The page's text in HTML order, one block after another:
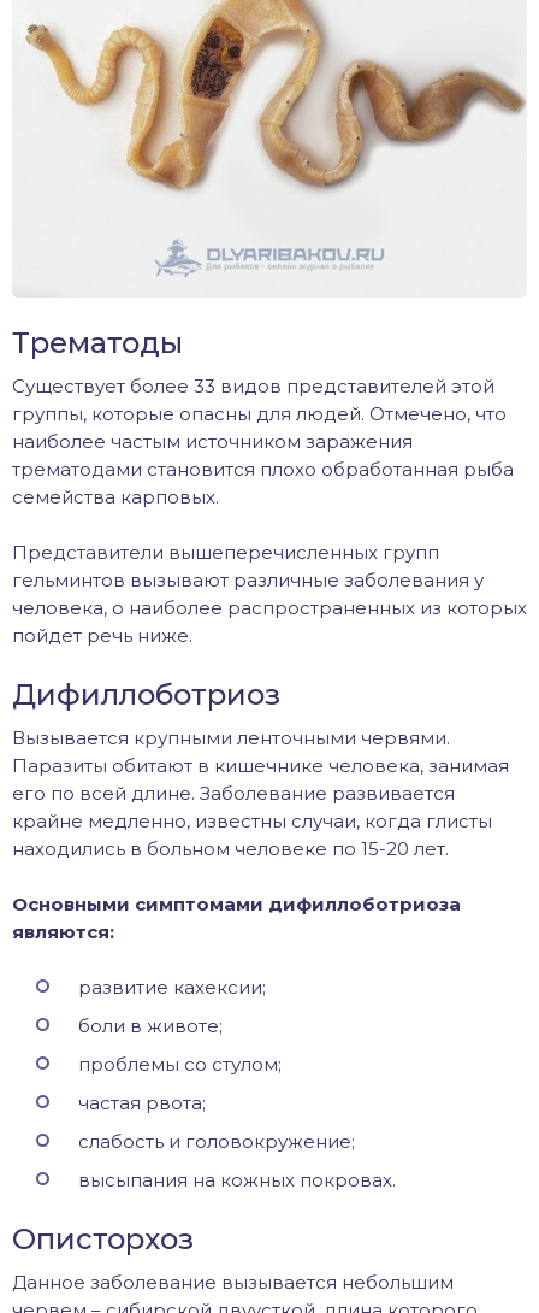
Трематоды
Существует более 33 видов представителей этой
группы, которые опасны для людей. Отмечено, что
наиболее частым источником заражения
трематодами становится плохо обработанная рыба
семейства карповых.
Представители вышеперечисленных групп
гельминтов вызывают различные заболевания у
человека, о наиболее распространенных из которых
пойдет речь ниже.
Дифиллоботриоз
Вызывается крупными ленточными червями.
Паразиты обитают в кишечнике человека, занимая
его по всей длине. Заболевание развивается
крайне медленно, известны случаи, когда глисты
находились в больном человеке по 15-20 лет.
Основными симптомами дифиллоботриоза
являются:
развитие кахексии;
боли в животе;
проблемы со стулом;
частая рвота;
слабость и головокружение;
высыпания на кожных покровах.
Описторхоз
Данное заболевание вызывается небольшим